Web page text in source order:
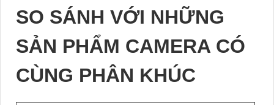
SO SÁNH VỚI NHỮNG
SẢN PHẨM CAMERA CÓ
CÙNG PHÂN KHÚC